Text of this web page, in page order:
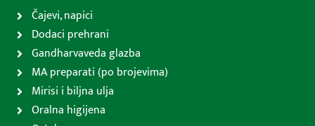
Čajevi, napici
Dodaci prehrani
Gandharvaveda glazba
MA preparati (po brojevima)
Mirisi i biljna ulja
Oralna higijena